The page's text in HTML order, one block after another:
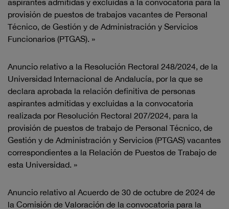
aspirantes admitidas y excluidas a la convocatoria para la
provisión de puestos de trabajos vacantes de Personal
Técnico, de Gestión y de Administración y Servicios
Funcionarios (PTGAS). »
Anuncio relativo a la Resolución Rectoral 248/2024, de la
Universidad Internacional de Andalucía, por la que se
declara aprobada la relación definitiva de personas
aspirantes admitidas y excluidas a la convocatoria
realizada por Resolución Rectoral 207/2024, para la
provisión de puestos de trabajo de Personal Técnico, de
Gestión y de Administración y Servicios (PTGAS) vacantes
correspondientes a la Relación de Puestos de Trabajo de
esta Universidad. »
Anuncio relativo al Acuerdo de 30 de octubre de 2024 de
la Comisión de Valoración de la convocatoria para la